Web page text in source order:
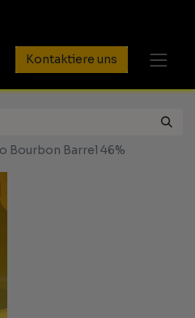
Kontaktiere uns
Bourbon Barrel 46%